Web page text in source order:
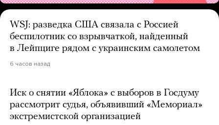
WSJ: разведка США связала с Россией
беспилотник со взрывчаткой, найденный
в Лейпциге рядом с украинским самолетом
6 часов назад
Иск о снятии «Яблока» с выборов в Госдуму
рассмотрит судья, объявивший «Мемориал»
экстремистской организацией